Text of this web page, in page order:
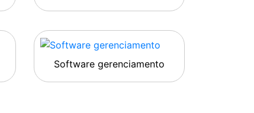
Software gerenciamento